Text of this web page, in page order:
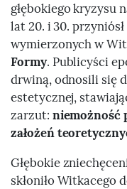
głębokiego kryzysu
lat 20. i 30.
wymierzonych w
Formy. Publicyści
drwiną, odnosili się
estetycznej,
zarzut: niemożność
założeń
Głębokie
skłoniło Witkacego